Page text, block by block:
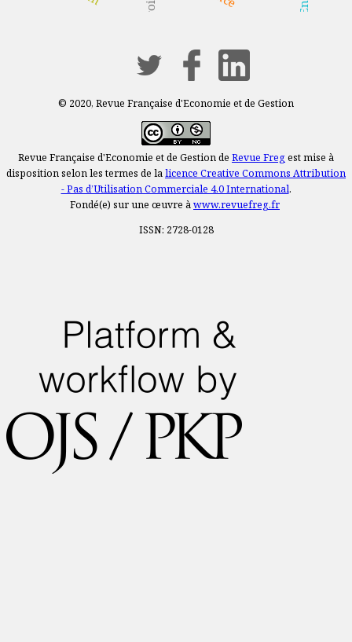
© 2020, Revue Française d'Economie et de Gestion
Revue Française d'Economie et de Gestion de Revue Fregest mise à
disposition selon les termes de lalicence Creative Commons Attribution
- Pas d’Utilisation Commerciale 4.0 International.
Fondé(e) sur une œuvre àwww.revuefreg.fr
ISSN: 2728-0128